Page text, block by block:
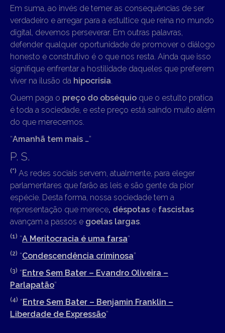
Em suma, ao invés de temer as consequências de ser
verdadeiro e arregar para a estultice que reina no mundo
digital, devemos perseverar. Em outras palavras,
defender qualquer oportunidade de promover o diálogo
honesto e construtivo é o que nos resta. Ainda que isso
signifique enfrentar a hostilidade daqueles que preferem
viver na ilusão da hipocrisia.
Quem paga o preço do obséquio que o estulto pratica
é toda a sociedade, e este preço está saindo muito além
do que merecemos.
“Amanhã tem mais …”
P. S.
(*) As redes sociais servem, atualmente, para eleger
parlamentares que farão as leis e são gente da pior
espécie. Desta forma, nossa sociedade tem a
representação que merece, déspotas e fascistas
avançam a passos e goelas largas.
(1) “A Meritocracia é uma farsa“
(2) “Condescendência criminosa”
(3) “Entre Sem Bater – Evandro Oliveira –
Parlapatão”
(4) “Entre Sem Bater – Benjamin Franklin –
Liberdade de Expressão”